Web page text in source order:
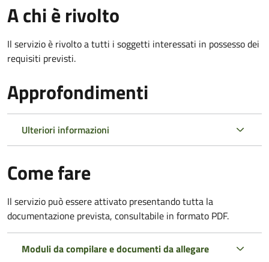
A chi è rivolto
Il servizio è rivolto a tutti i soggetti interessati in possesso dei
requisiti previsti.
Approfondimenti
Ulteriori informazioni
Come fare
Il servizio può essere attivato presentando tutta la
documentazione prevista, consultabile in formato PDF.
Moduli da compilare e documenti da allegare